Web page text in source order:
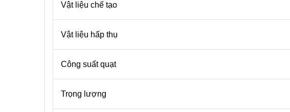
Vật liệu chế tạo
Vật liệu hấp thụ
Công suất quạt
Trọng lượng